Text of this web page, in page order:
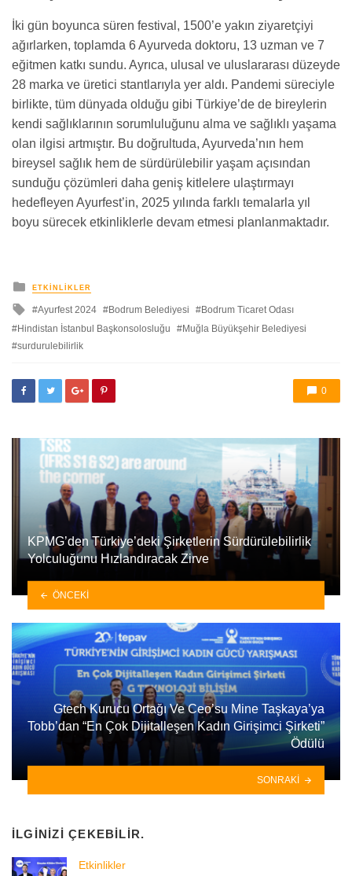
İki gün boyunca süren festival, 1500’e yakın ziyaretçiyi
ağırlarken, toplamda 6 Ayurveda doktoru, 13 uzman ve 7
eğitmen katkı sundu. Ayrıca, ulusal ve uluslararası düzeyde
28 marka ve üretici stantlarıyla yer aldı. Pandemi süreciyle
birlikte, tüm dünyada olduğu gibi Türkiye’de de bireylerin
kendi sağlıklarının sorumluluğunu alma ve sağlıklı yaşama
olan ilgisi artmıştır. Bu doğrultuda, Ayurveda’nın hem
bireysel sağlık hem de sürdürülebilir yaşam açısından
sunduğu çözümleri daha geniş kitlelere ulaştırmayı
hedefleyen Ayurfest’in, 2025 yılında farklı temalarla yıl
boyu sürecek etkinliklerle devam etmesi planlanmaktadır.
yayınlanan
ETKINLIKLER
ile
etkilendi
Ayurfest 2024 Bodrum Belediyesi
Bodrum Ticaret Odası
Hindistan İstanbul Başkonsolosluğu
Muğla Büyükşehir Belediyesi
surdurulebilirlik
0
KPMG’den Türkiye’deki Şirketlerin Sürdürülebilirlik
Yolculuğunu Hızlandıracak Zirve
ÖNCEKI
Gtech Kurucu Ortağı Ve Ceo’su Mine Taşkaya’ya
Tobb’dan “En Çok Dijitalleşen Kadın Girişimci Şirketi”
Ödülü
SONRAKI
İLGINIZI ÇEKEBILIR.
Etkinlikler